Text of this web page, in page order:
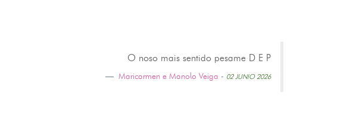
O noso mais sentido pesame D E P
Maricarmen e Manolo Veiga - 02 JUNIO 2026